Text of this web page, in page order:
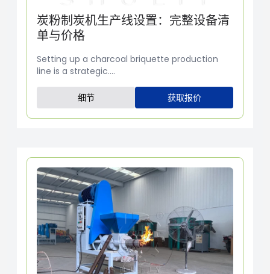
炭粉制炭机生产线设置：完整设备清
单与价格
Setting up a charcoal briquette production
line is a strategic....
细节 获取报价